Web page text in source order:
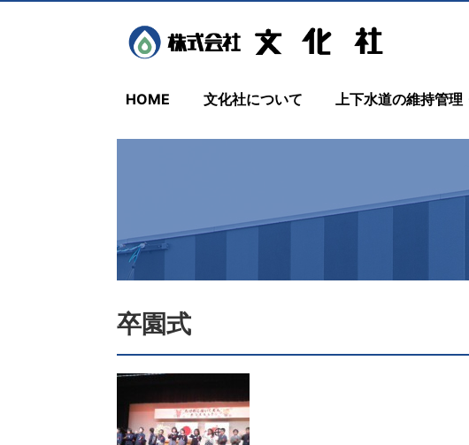
HOME 文化社について 上下水道の維持管理
卒園式